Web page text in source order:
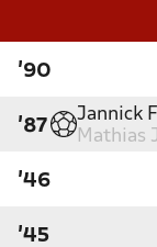
'90
'87
Jannick
Mathias
'46
'45